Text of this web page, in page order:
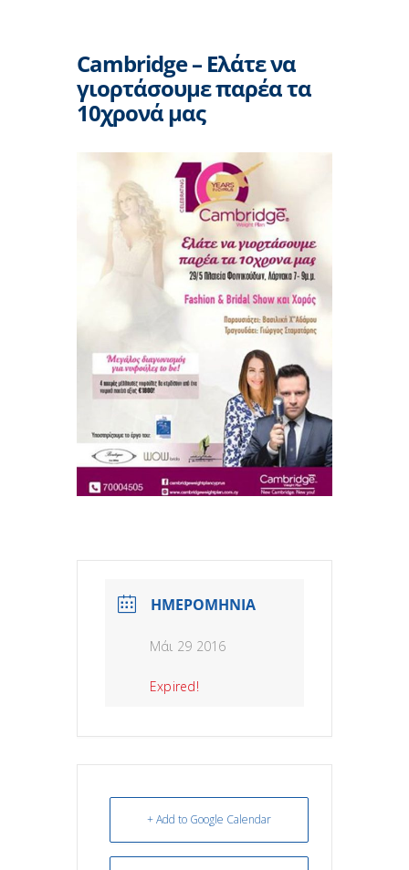
Cambridge – Ελάτε να
γιορτάσουμε παρέα τα
10χρονά μας
ΗΜΕΡΟΜΗΝΙΑ
Μάι 29 2016
Expired!
+ Add to Google Calendar